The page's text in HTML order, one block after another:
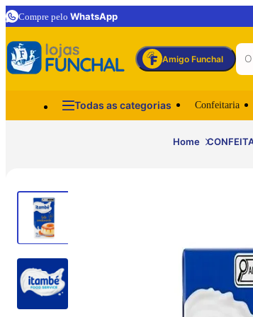
Compre pelo WhatsApp
Amigo Funchal
Todas as categorias Confeitaria
Home